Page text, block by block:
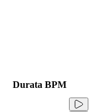
Durata BPM